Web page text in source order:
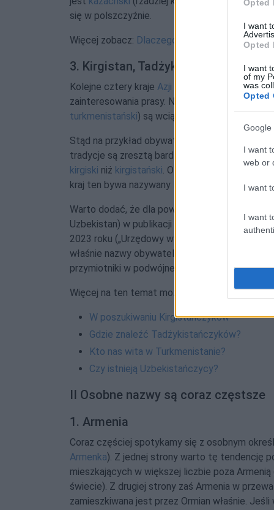
Opted
I want
Opted
I want
of my
was
Opted
Google
I want
web or
I want
I want
się w polszczyźnie.
Więcej zobacz: Dlaczego
3. Kirgistan, Tadżykistan,
Kolejne cztery kraje Azji Środkowej
słabo w
zainteresowania prasy. Nowe nazwy (np.
turkmenistański) są wciąż bardzo rzadkie,
Stąd na przykład obywateli
tradycje są zresztą bardziej znane, więc
kirgiski niż kirgistański. O kojarzeniu Kirgistanu
kraj ten bywa nazywany
, czyli ‘krajem
Warto dodać, że dla powyższych nazw krajów
Uzbekistan) w publikacji Komisji Standaryzacji
2023 roku („Urzędowy wykaz nazw państw i
właśnie nazwy obywateli „nowatorskie” (np.
przymiotniki w podwójnej formie (np.
Więcej na ten temat można przeczytać w
W poszukiwaniu Kirgistańczyków
Gdzie znaleźć Tadżykistańczyków?
Kto nas wita w Turkmenistanie?
Czy istnieją Uzbekistańczycy?
II Osobne nazwy są coraz częstsze
1. Armenia
Coraz częściej spotykamy się z osobnym
Armenka). Z jednej strony warto tę tendencję
mieszkających w większej liczbie poza
świecie). Z drugiej strony zaś Armenia w
zamieszkiwana jest przez Ormian właśnie.